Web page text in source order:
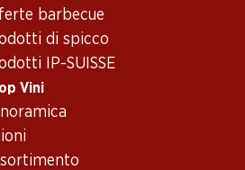
barbecue
di spicco
IP-SUISSE
Vini
2007 75
Bordeaux, 2007
75 cl